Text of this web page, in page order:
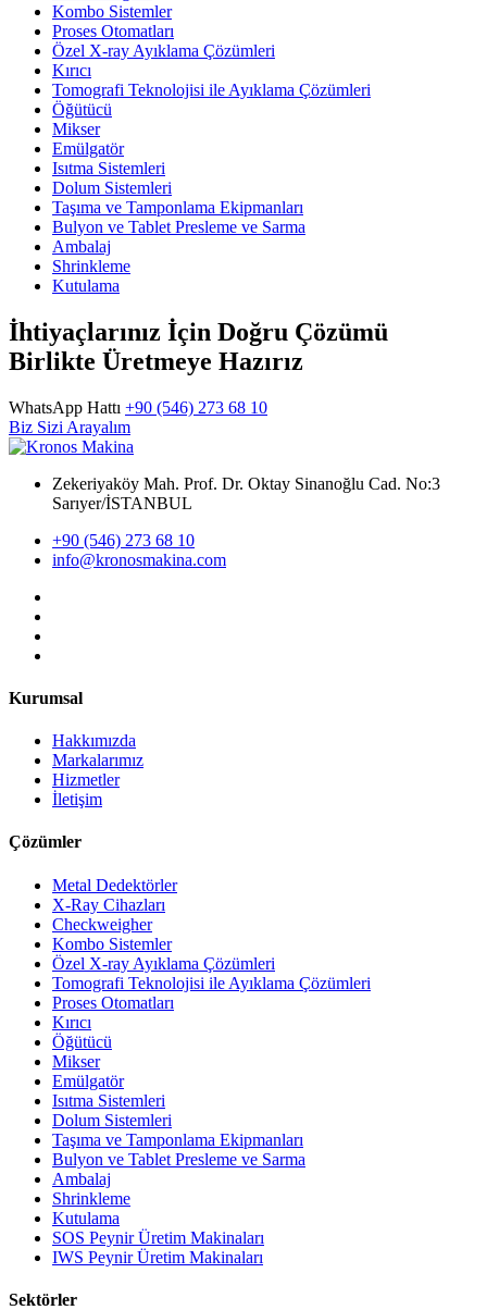
Kombo Sistemler
Proses Otomatları
Özel X-ray Ayıklama Çözümleri
Kırıcı
Tomografi Teknolojisi ile Ayıklama Çözümleri
Öğütücü
Mikser
Emülgatör
Isıtma Sistemleri
Dolum Sistemleri
Taşıma ve Tamponlama Ekipmanları
Bulyon ve Tablet Presleme ve Sarma
Ambalaj
Shrinkleme
Kutulama
İhtiyaçlarınız İçin Doğru Çözümü
Birlikte Üretmeye Hazırız
WhatsApp Hattı +90 (546) 273 68 10
Biz Sizi Arayalım
Zekeriyaköy Mah. Prof. Dr. Oktay Sinanoğlu Cad. No:3
Sarıyer/İSTANBUL
+90 (546) 273 68 10
info@kronosmakina.com
Kurumsal
Hakkımızda
Markalarımız
Hizmetler
İletişim
Çözümler
Metal Dedektörler
X-Ray Cihazları
Checkweigher
Kombo Sistemler
Özel X-ray Ayıklama Çözümleri
Tomografi Teknolojisi ile Ayıklama Çözümleri
Proses Otomatları
Kırıcı
Öğütücü
Mikser
Emülgatör
Isıtma Sistemleri
Dolum Sistemleri
Taşıma ve Tamponlama Ekipmanları
Bulyon ve Tablet Presleme ve Sarma
Ambalaj
Shrinkleme
Kutulama
SOS Peynir Üretim Makinaları
IWS Peynir Üretim Makinaları
Sektörler